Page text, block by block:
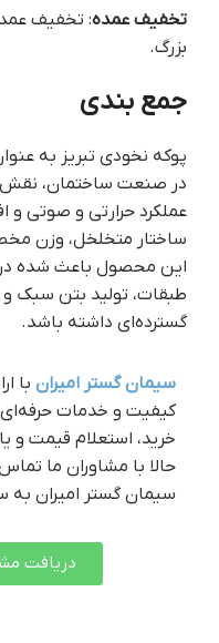
تخفیف عمده: تخفیف
بزرگ.
جمع بندی
پوکه نخودی تبریز به
در صنعت ساختمان، نقش
عملکرد حرارتی و صوتی و
ساختار متخلخل، وزن
این محصول باعث شده
طبقات، تولید بتن سبک و
گسترده‌ای داشته باشد.
سیمان گستر امیران با
کیفیت و خدمات
خرید، استعلام قیمت و
حالا با مشاوران ما
سیمان گستر امیران به
دریافت